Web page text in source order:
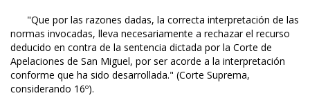
"Que por las razones dadas, la correcta interpretación de las
normas invocadas, lleva necesariamente a rechazar el recurso
deducido en contra de la sentencia dictada por la Corte de
Apelaciones de San Miguel, por ser acorde a la interpretación
conforme que ha sido desarrollada." (Corte Suprema,
considerando 16º).